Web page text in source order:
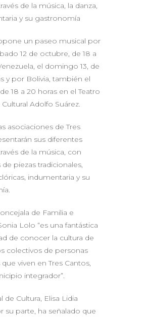
de la música, la danza,
y su gastronomía
un paseo musical por
12 de octubre, de 18 a
el domingo 13, de
y por Bolivia, también el
18 a 20 horas en el Teatro
Adolfo Suárez.
asociaciones de Tres
sus diferentes
de la música, con
piezas tradicionales,
indumentaria y su
de Familia e
Lolo “es una fantástica
de conocer la cultura de
colectivos de personas
que viven en Tres Cantos,
integrador”.
de Cultura, Elisa Lidia
su parte, ha señalado que